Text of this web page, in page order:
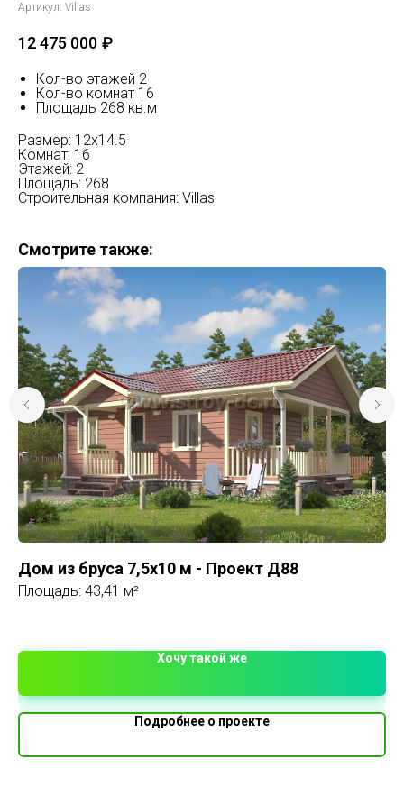
Артикул: Villas
12 475 000 ₽
Кол-во этажей 2
Кол-во комнат 16
Площадь 268 кв.м
Размер: 12x14.5
Комнат: 16
Этажей: 2
Площадь: 268
Строительная компания: Villas
Смотрите также:
Дом из бруса 7,5х10 м - Проект Д88
Площадь: 43,41 м²
Хочу такой же
Подробнее о проекте